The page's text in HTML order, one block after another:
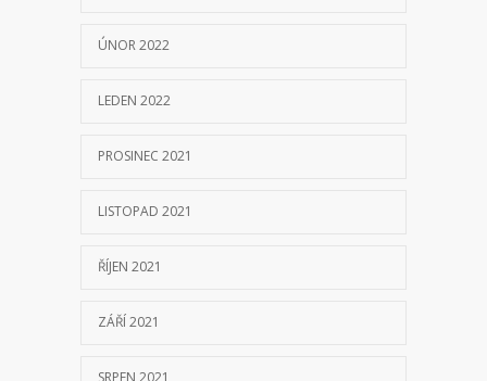
ÚNOR 2022
LEDEN 2022
PROSINEC 2021
LISTOPAD 2021
ŘÍJEN 2021
ZÁŘÍ 2021
SRPEN 2021